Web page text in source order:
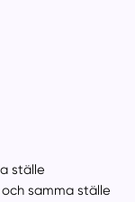
ställe
samma ställe